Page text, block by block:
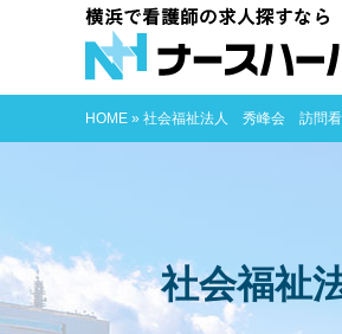
HOME » 社会福祉法人 秀峰会 訪問看
社会福祉